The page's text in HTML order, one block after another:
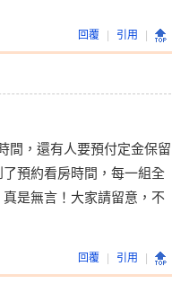
回覆 引用
間，還有人要預付定金保留
預約看房時間，每一組全
是無言！大家請留意，不
回覆 引用